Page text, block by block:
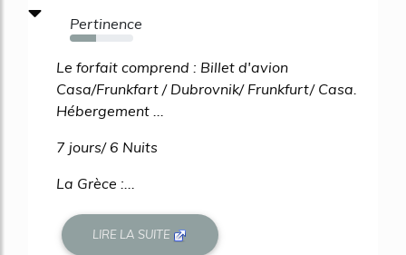
Pertinence
41%
Le forfait comprend : Billet d'avion
Casa/Frunkfart / Dubrovnik/ Frunkfurt/ Casa.
Hébergement ...
7 jours/ 6 Nuits
La Grèce :...
LIRE LA SUITE